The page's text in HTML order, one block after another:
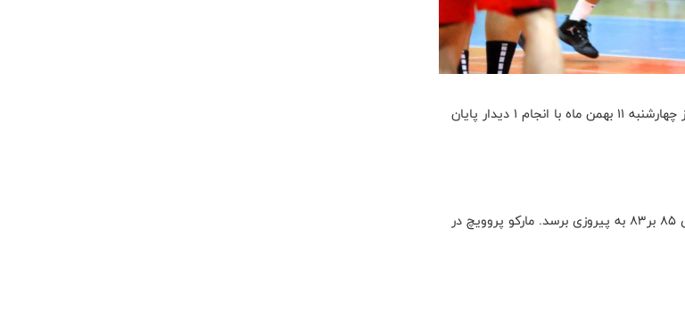
به گزارش روابط عمومی فدراسیون بسکتبال، هفته هفدهم لیگ برتر آقایان امروز چهارشنبه ۱۱ بهمن ماه با انجام ۱ دیدار پایان
تیم فولاد هرمزگان در این هفته میزبان تیم آورتا ساری بود و موفق شد با برتری ۸۵ بر۸۳ به پیروزی برسد. مارکو پروویچ در